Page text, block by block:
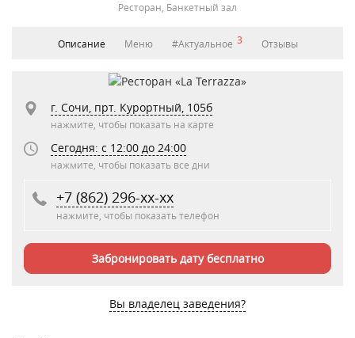
Ресторан, Банкетный зал
Описание Меню #Актуальное 3 Отзывы
г. Сочи, прт. Курортный, 105б
нажмите, чтобы показать на карте
Сегодня: c 12:00 до 24:00
нажмите, чтобы показать все дни
+7 (862) 296-xx-xx
нажмите, чтобы показать телефон
Забронировать дату бесплатно
Вы владелец заведения?